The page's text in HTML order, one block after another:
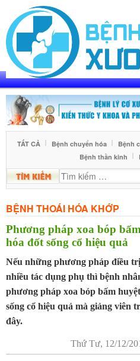
content
TẤT CẢ Bệnh chuyển hóa Bệnh
Bệnh thần kinh
BỆNH THOÁI HÓA KHỚP
Phương pháp xoa bóp
hóa đốt sống cổ hiệu quả
Nếu những phương pháp điều
nhiều tác dụng phụ thì bệnh
phương pháp xoa bóp bấm
sống cổ hiệu quả mà giảng viên
đây.
Thứ Tư, 12/12/